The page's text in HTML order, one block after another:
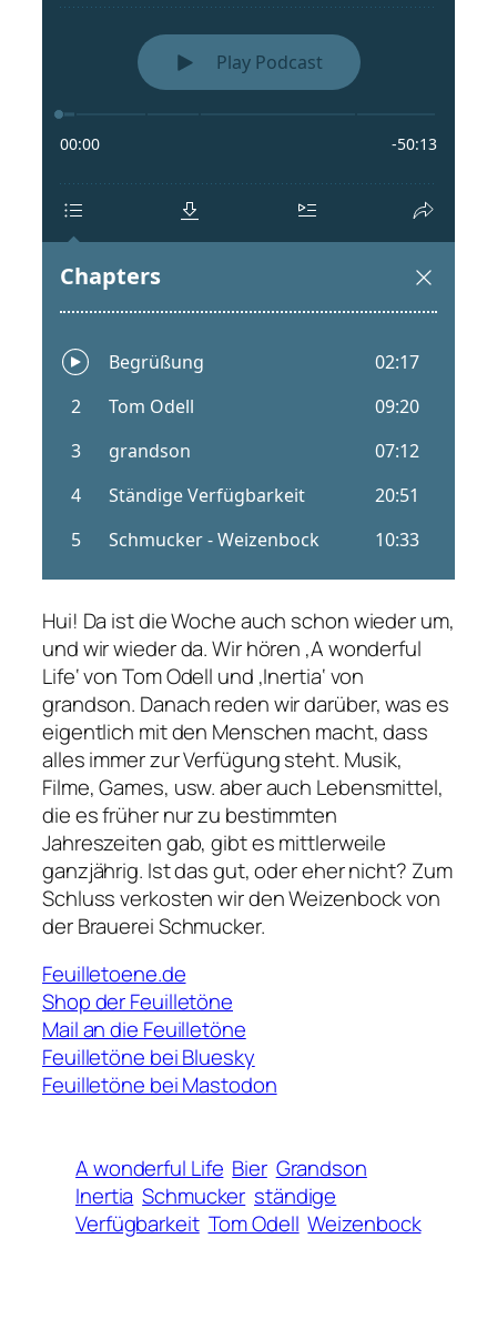
Hui! Da ist die Woche auch schon wieder um,
und wir wieder da. Wir hören ‚A wonderful
Life‘ von Tom Odell und ‚Inertia‘ von
grandson. Danach reden wir darüber, was es
eigentlich mit den Menschen macht, dass
alles immer zur Verfügung steht. Musik,
Filme, Games, usw. aber auch Lebensmittel,
die es früher nur zu bestimmten
Jahreszeiten gab, gibt es mittlerweile
ganzjährig. Ist das gut, oder eher nicht? Zum
Schluss verkosten wir den Weizenbock von
der Brauerei Schmucker.
Feuilletoene.de
Shop der Feuilletöne
Mail an die Feuilletöne
Feuilletöne bei Bluesky
Feuilletöne bei Mastodon
A wonderful Life Bier Grandson
Inertia Schmucker ständige
Verfügbarkeit Tom Odell Weizenbock